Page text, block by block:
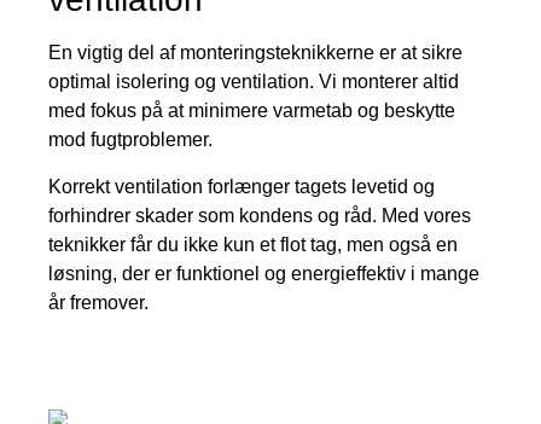
En vigtig del af monteringsteknikkerne er at sikre
optimal isolering og ventilation. Vi monterer altid
med fokus på at minimere varmetab og beskytte
mod fugtproblemer.
Korrekt ventilation forlænger tagets levetid og
forhindrer skader som kondens og råd. Med vores
teknikker får du ikke kun et flot tag, men også en
løsning, der er funktionel og energieffektiv i mange
år fremover.